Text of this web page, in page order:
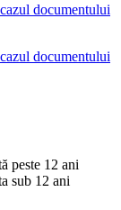
documentului
documentului
12 ani
sub 12 ani